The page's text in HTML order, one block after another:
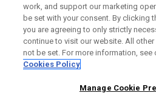
work, and support our marketing
be set with your consent. By clicking
you are agreeing to only strictly
continue to visit our website. All
not be set. For more information, see
Cookies Policy
Manage Cookie